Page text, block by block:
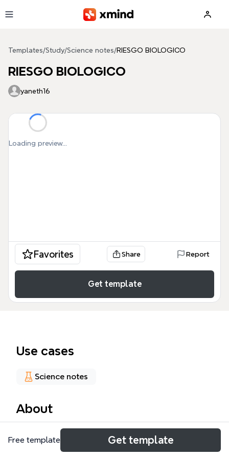
Templates/Study/Science notes/RIESGO BIOLOGICO
RIESGO BIOLOGICO
yaneth16
Loading preview...
Favorites Share Report
Get template
Use cases
Science notes
About
El mapa mental 'RIESGO BIOLOGICO' clasifica los
peligros biológicos en cuatro categorías
Free template Get template